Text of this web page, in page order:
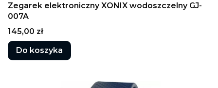
Zegarek elektroniczny XONIX wodoszczelny GJ-
007A
Cena
145,00 zł
Do koszyka